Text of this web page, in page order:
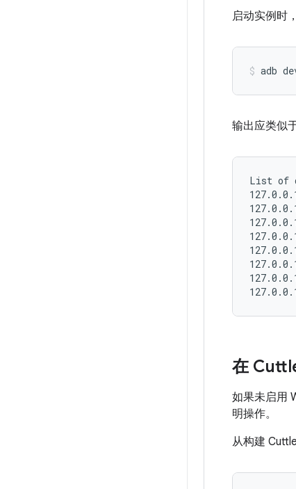
启动实例时
adb
输出应类似
List of
在
如果未启用
明操作。
从构建